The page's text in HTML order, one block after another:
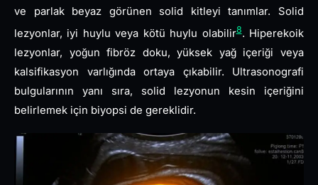
ve parlak beyaz görünen solid kitleyi tanımlar. Solid
lezyonlar, iyi huylu veya kötü huylu olabilir8. Hiperekoik
lezyonlar, yoğun fibröz doku, yüksek yağ içeriği veya
kalsifikasyon varlığında ortaya çıkabilir. Ultrasonografi
bulgularının yanı sıra, solid lezyonun kesin içeriğini
belirlemek için biyopsi de gereklidir.